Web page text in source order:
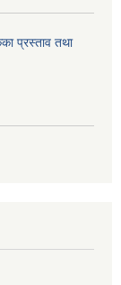
प्रस्ताव तथा